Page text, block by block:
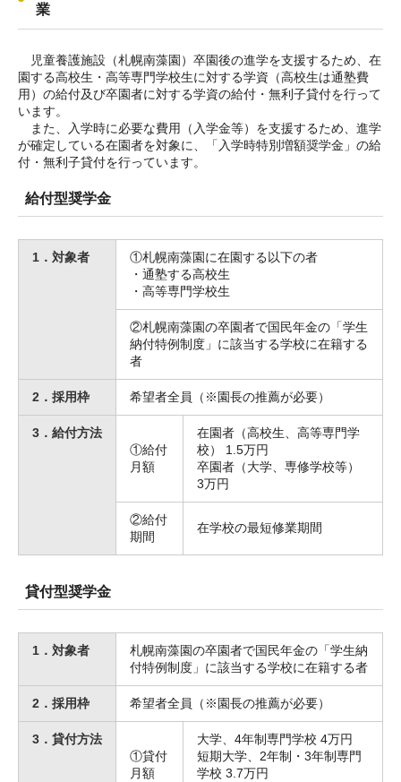
業
児童養護施設（札幌南藻園）卒園後の進学を支援するため、在
園する高校生・高等専門学校生に対する学資（高校生は通塾費
用）の給付及び卒園者に対する学資の給付・無利子貸付を行って
います。
また、入学時に必要な費用（入学金等）を支援するため、進学
が確定している在園者を対象に、「入学時特別増額奨学金」の給
付・無利子貸付を行っています。
給付型奨学金
1．対象者
①札幌南藻園に在園する以下の者
・通塾する高校生
・高等専門学校生
②札幌南藻園の卒園者で国民年金の「学生
納付特例制度」に該当する学校に在籍する
者
2．採用枠 希望者全員（※園長の推薦が必要）
3．給付方法
①給付
月額
在園者（高校生、高等専門学
校） 1.5万円
卒園者（大学、専修学校等）
3万円
②給付
期間
在学校の最短修業期間
貸付型奨学金
1．対象者
札幌南藻園の卒園者で国民年金の「学生納
付特例制度」に該当する学校に在籍する者
2．採用枠 希望者全員（※園長の推薦が必要）
3．貸付方法
①貸付
月額
大学、4年制専門学校 4万円
短期大学、2年制・3年制専門
学校 3.7万円